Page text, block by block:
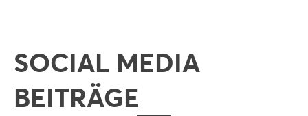
SOCIAL MEDIA
BEITRÄGE